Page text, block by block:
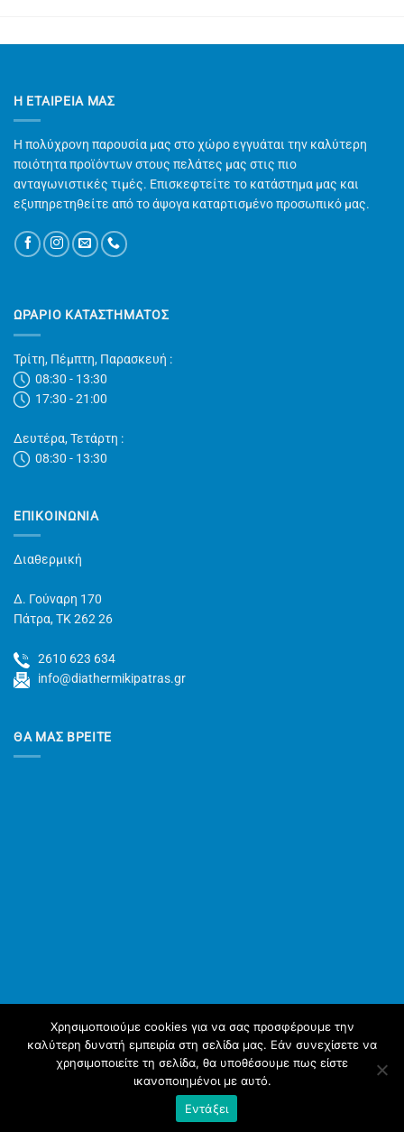
Η ΕΤΑΙΡΕΊΑ ΜΑΣ
Η πολύχρονη παρουσία μας στο χώρο εγγυάται την καλύτερη
ποιότητα προϊόντων στους πελάτες μας στις πιο
ανταγωνιστικές τιμές. Επισκεφτείτε το κατάστημα μας και
εξυπηρετηθείτε από το άψογα καταρτισμένο προσωπικό μας.
ΩΡΑΡΙΟ ΚΑΤΑΣΤΗΜΑΤΟΣ
Τρίτη, Πέμπτη, Παρασκευή :
08:30 - 13:30
17:30 - 21:00
Δευτέρα, Τετάρτη :
08:30 - 13:30
ΕΠΙΚΟΙΝΩΝΊΑ
Διαθερμική
Δ. Γούναρη 170
Πάτρα, TK 262 26
2610 623 634
info@diathermikipatras.gr
ΘΑ ΜΑΣ ΒΡΕΙΤΕ
ΠΡΟΪΌΝΤΑ ΣΧΕΤΙΚΆ ΜΕ ΕΜΆΣ
Copyright 2026 © diathermikipatras.gr
Χρησιμοποιούμε cookies για να σας προσφέρουμε την
καλύτερη δυνατή εμπειρία στη σελίδα μας. Εάν συνεχίσετε να
χρησιμοποιείτε τη σελίδα, θα υποθέσουμε πως είστε
ικανοποιημένοι με αυτό.
Εντάξει